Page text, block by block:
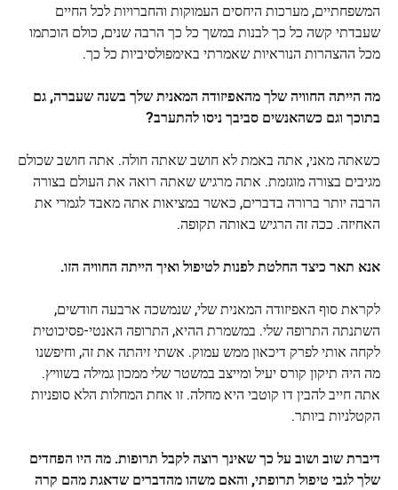
המשפחתיים, מערכות היחסים העמוקות והחברויות לכל החיים
שעבדתי קשה כל כך לבנות במשך כל כך הרבה שנים, כולם הוכתמו
מכל ההצהרות הנוראיות שאמרתי באימפולסיביות כל כך.
מה הייתה החוויה שלך מהאפיזודה המאנית שלך בשנה שעברה, גם
בתוכך וגם כשהאנשים סביבך ניסו להתערב?
כשאתה מאני, אתה באמת לא חושב שאתה חולה. אתה חושב שכולם
מגיבים בצורה מוגזמת. אתה מרגיש שאתה רואה את העולם בצורה
הרבה יותר ברורה בדברים, כאשר במציאות אתה מאבד לגמרי את
האחיזה. ככה זה הרגיש באותה תקופה.
אנא תאר כיצד החלטת לפנות לטיפול ואיך הייתה החוויה הזו.
לקראת סוף האפיזודה המאנית שלי, שנמשכה ארבעה חודשים,
השתנתה התרופה שלי. במשמרת ההיא, התרופה האנטי-פסיכוטית
לקחה אותי לפרק דיכאון ממש עמוק. אשתי זיהתה את זה, וחיפשנו
מה היה תיקון קורס יעיל ומייצב במשטר שלי ממכון גמילה בשוויץ.
אתה חייב להבין דו קוטבי היא מחלה. זו אחת המחלות הלא סופניות
הקטלניות ביותר.
דיברת שוב ושוב על כך שאינך רוצה לקבל תרופות. מה היו הפחדים
שלך לגבי טיפול תרופתי, והאם משהו מהדברים שדאגת מהם קרה